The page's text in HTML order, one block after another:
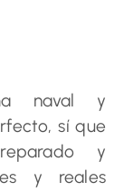
naval y
sí que
y
y reales